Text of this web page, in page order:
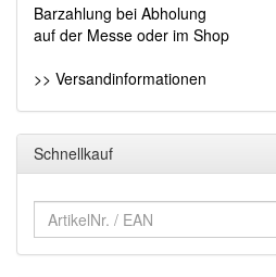
Barzahlung bei Abholung
auf der Messe oder im Shop
>> Versandinformationen
Schnellkauf